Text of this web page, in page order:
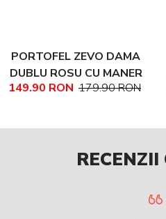
PORTOFEL ZEVO DAMA
DUBLU ROSU CU MANER
PIELE NATURALA
149.90 RON 179.90 RON